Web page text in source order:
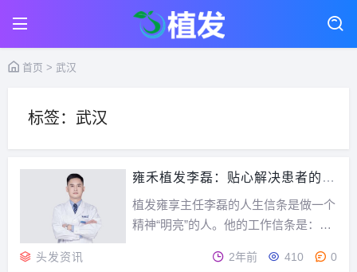
首页 > 武汉
标签：武汉
雍禾植发李磊：贴心解决患者的毛
植发雍享主任李磊的人生信条是做一个
精神“明亮”的人。他的工作信条是：贴
者坚决说实话，守护他们的毛发美。一
头发资讯 2年前 410 0